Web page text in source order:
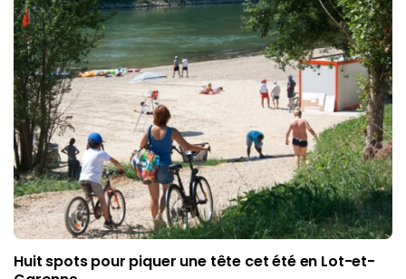
Huit spots pour piquer une tête cet été en Lot-et-